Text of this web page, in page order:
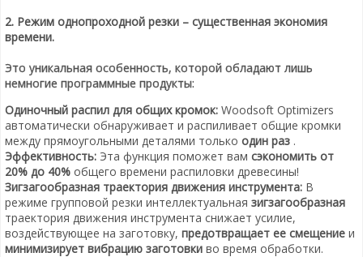
2. Режим однопроходной резки – существенная экономия
времени.
Это уникальная особенность, которой обладают лишь
немногие программные продукты:
Одиночный распил для общих кромок: Woodsoft Optimizers
автоматически обнаруживает и распиливает общие кромки
между прямоугольными деталями только один раз .
Эффективность: Эта функция поможет вам сэкономить от
20% до 40% общего времени распиловки древесины!
Зигзагообразная траектория движения инструмента: В
режиме групповой резки интеллектуальная зигзагообразная
траектория движения инструмента снижает усилие,
воздействующее на заготовку, предотвращает ее смещение и
минимизирует вибрацию заготовки во время обработки.